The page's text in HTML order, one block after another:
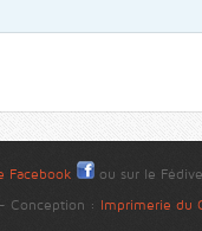
Facebook ou sur le
Conception : Imprimerie du